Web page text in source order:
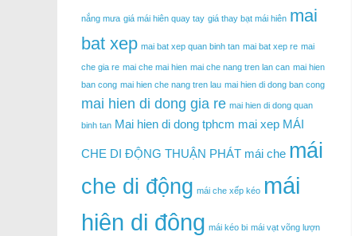
nắng mưa giá mái hiên quay tay giá thay bạt mái hiên mai
bat xep mai bat xep quan binh tan mai bat xep re mai
che gia re mai che mai hien mai che nang tren lan can mai hien
ban cong mai hien che nang tren lau mai hien di dong ban cong
mai hien di dong gia re mai hien di dong quan
binh tan Mai hien di dong tphcm mai xep MÁI
CHE DI ĐỘNG THUẬN PHÁT mái che mái
che di động mái che xếp kéo mái
hiên di đông mái kéo bi mái vạt võng lượn